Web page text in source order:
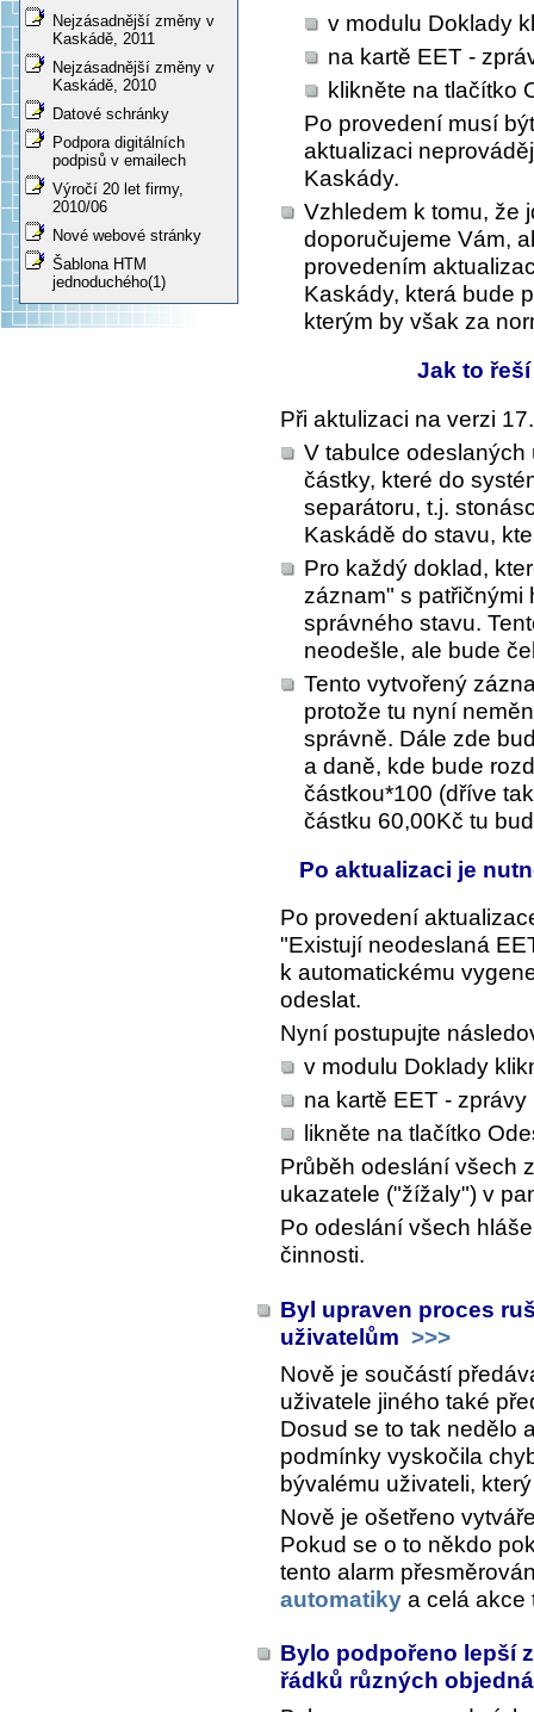
Nejzásadnější změny v
Kaskádě, 2011
Nejzásadnější změny v
Kaskádě, 2010
Datové schránky
Podpora digitálních
podpisů v emailech
Výročí 20 let firmy,
2010/06
Nové webové stránky
Šablona HTM
jednoduchého(1)
v modulu Doklady
na kartě EET -
klikněte na tlačítko
Po provedení musí
aktualizaci
Kaskády.
Vzhledem k tomu, že
doporučujeme Vám,
provedením
Kaskády, která bude
kterým by však za
Jak to
Při aktulizaci na verzi
V tabulce
částky, které do
separátoru, t.j.
Kaskádě do stavu,
Pro každý doklad,
záznam" s patřičnými
správného stavu.
neodešle, ale bude
Tento vytvořený
protože tu nyní
správně. Dále zde
a daně, kde bude
částkou*100 (dříve
částku 60,00Kč tu
Po aktualizaci je
Po provedení
"Existují neodeslaná
k automatickému
odeslat.
Nyní postupujte
v modulu Doklady
na kartě EET -
likněte na tlačítko
Průběh odeslání všech
ukazatele ("žížaly") v
Po odeslání všech
činnosti.
Byl upraven proces
uživatelům >>>
Nově je součástí
uživatele jiného také
Dosud se to tak nedělo
podmínky vyskočila
bývalému uživateli,
Nově je ošetřeno
Pokud se o to někdo
tento alarm
automatiky a celá akce
Bylo podpořeno lepší
řádků různých